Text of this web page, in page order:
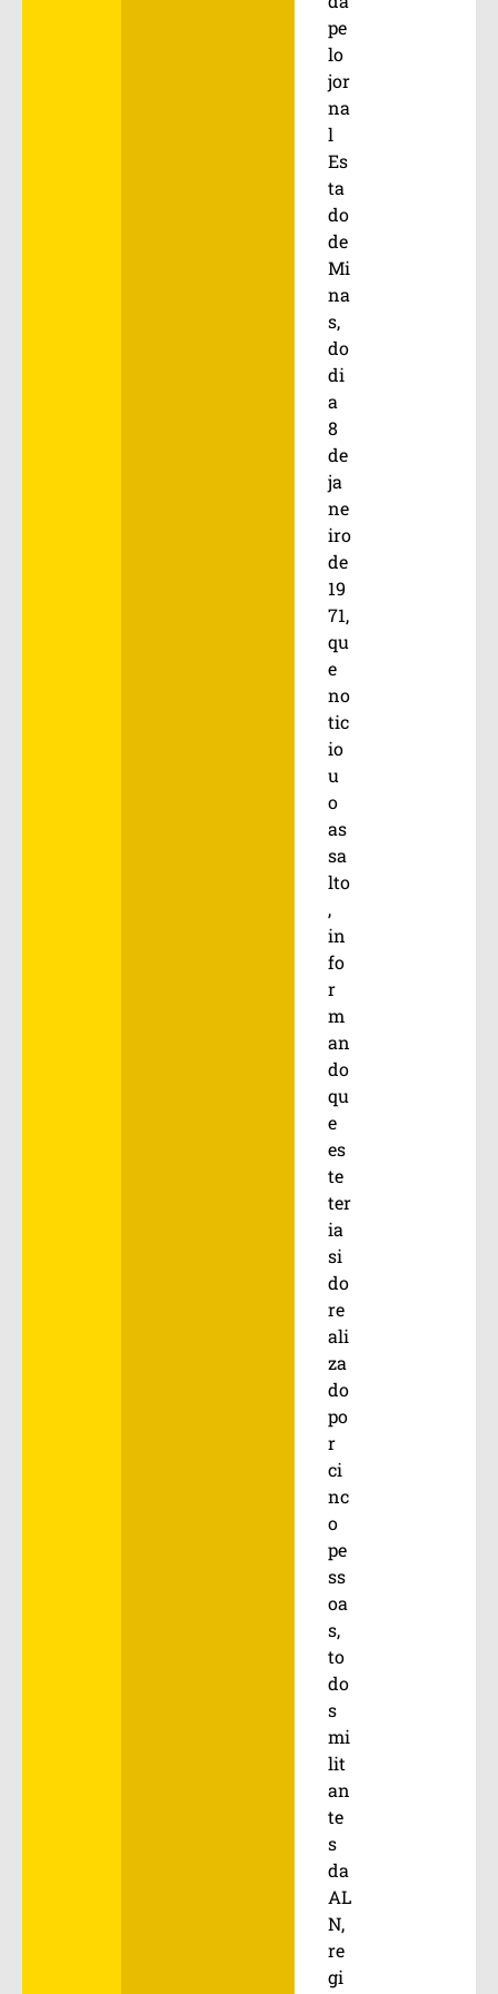
pe
lo
jor
na
l
Es
ta
do
de
Mi
na
s,
do
di
a
8
de
ja
ne
iro
de
19
71,
qu
e
no
tic
io
u
o
as
sa
lto
,
in
fo
r
m
an
do
qu
e
es
te
ter
ia
si
do
re
ali
za
do
po
r
ci
nc
o
pe
ss
oa
s,
to
do
s
mi
lit
an
te
s
da
AL
N,
re
gi